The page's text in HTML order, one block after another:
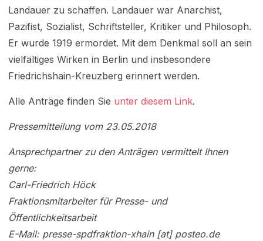
Landauer zu schaffen. Landauer war Anarchist,
Pazifist, Sozialist, Schriftsteller, Kritiker und Philosoph.
Er wurde 1919 ermordet. Mit dem Denkmal soll an sein
vielfältiges Wirken in Berlin und insbesondere
Friedrichshain-Kreuzberg erinnert werden.
Alle Anträge finden Sie unter diesem Link.
Pressemitteilung vom 23.05.2018
Ansprechpartner zu den Anträgen vermittelt Ihnen
gerne:
Carl-Friedrich Höck
Fraktionsmitarbeiter für Presse- und
Öffentlichkeitsarbeit
E-Mail: presse-spdfraktion-xhain [at] posteo.de